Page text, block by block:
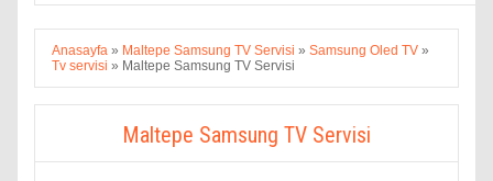
Anasayfa » Maltepe Samsung TV Servisi » Samsung Oled TV »
Tv servisi » Maltepe Samsung TV Servisi
Maltepe Samsung TV Servisi